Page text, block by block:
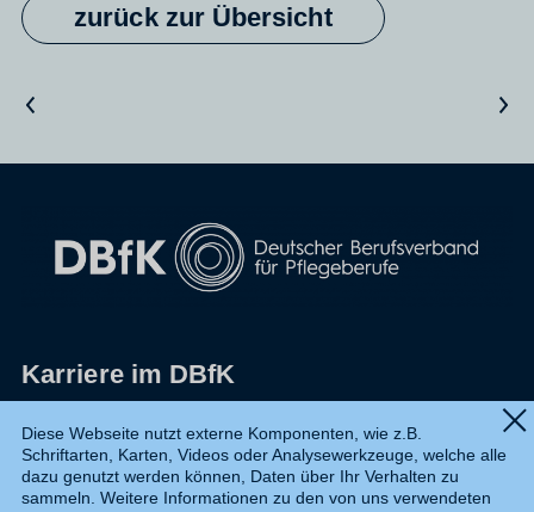
zurück zur Übersicht
Vorheriger Artikel Nächster Artikel
Karriere im DBfK
Datenschutz
Shop
Diese Webseite nutzt externe Komponenten, wie z.B.
Schriftarten, Karten, Videos oder Analysewerkzeuge, welche alle
dazu genutzt werden können, Daten über Ihr Verhalten zu
sammeln. Weitere Informationen zu den von uns verwendeten